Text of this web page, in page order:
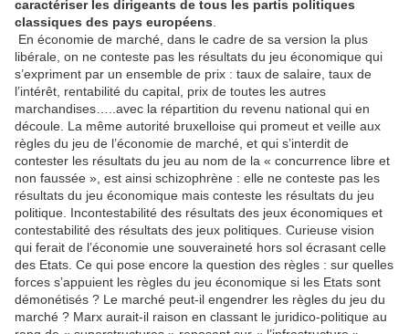
caractériser les dirigeants de tous les partis politiques
classiques des pays européens
En économie de marché, dans le cadre de sa version la plus
libérale, on ne conteste pas les résultats du jeu économique qui
s’expriment par un ensemble de prix : taux de salaire, taux de
l’intérêt, rentabilité du capital, prix de toutes les autres
marchandises…..avec la répartition du revenu national qui en
découle. La même autorité bruxelloise qui promeut et veille aux
règles du jeu de l’économie de marché, et qui s’interdit de
contester les résultats du jeu au nom de la « concurrence libre et
non faussée », est ainsi schizophrène : elle ne conteste pas les
résultats du jeu économique mais conteste les résultats du jeu
politique. Incontestabilité des résultats des jeux économiques et
contestabilité des résultats des jeux politiques. Curieuse vision
qui ferait de l’économie une souveraineté hors sol écrasant celle
des Etats. Ce qui pose encore la question des règles : sur quelles
forces s’appuient les règles du jeu économique si les Etats sont
démonétisés ? Le marché peut-il engendrer les règles du jeu du
marché ? Marx aurait-il raison en classant le juridico-politique au